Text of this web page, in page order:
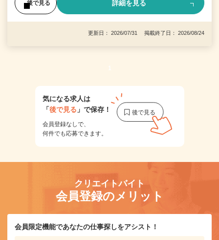
後で見る 詳細を見る
更新日： 2026/07/31 掲載終了日： 2026/08/24
1
気になる求人は
「後で見る 」で保存！
会員登録なしで、
何件でも応募できます。
クリエイトバイト
会員登録のメリット
会員限定機能であなたの仕事探しをアシスト！